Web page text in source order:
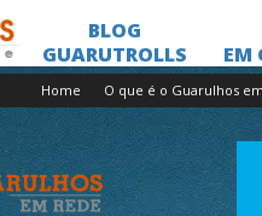
Home O que é o Guarulhos